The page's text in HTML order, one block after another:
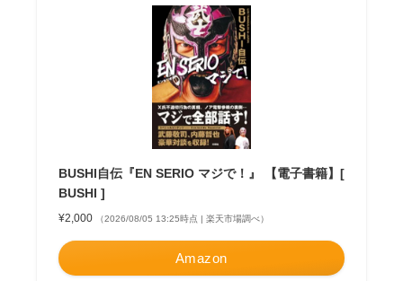
BUSHI自伝『EN SERIO マジで！』 【電子書籍】[
BUSHI ]
¥2,000 （2026/08/05 13:25時点 | 楽天市場調べ）
Amazon